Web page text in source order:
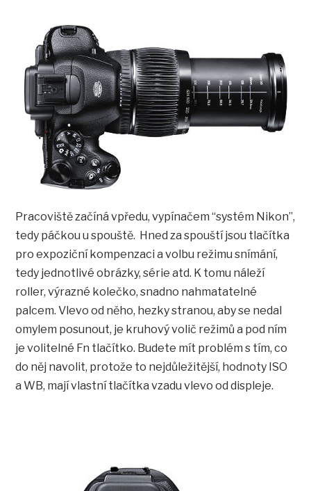
Pracoviště začíná vpředu, vypínačem “systém Nikon”,
tedy páčkou u spouště. Hned za spouští jsou tlačítka
pro expoziční kompenzaci a volbu režimu snímání,
tedy jednotlivé obrázky, série atd. K tomu náleží
roller, výrazné kolečko, snadno nahmatatelné
palcem. Vlevo od něho, hezky stranou, aby se nedal
omylem posunout, je kruhový volič režimů a pod ním
je volitelné Fn tlačítko. Budete mít problém s tím, co
do něj navolit, protože to nejdůležitější, hodnoty ISO
a WB, mají vlastní tlačítka vzadu vlevo od displeje.